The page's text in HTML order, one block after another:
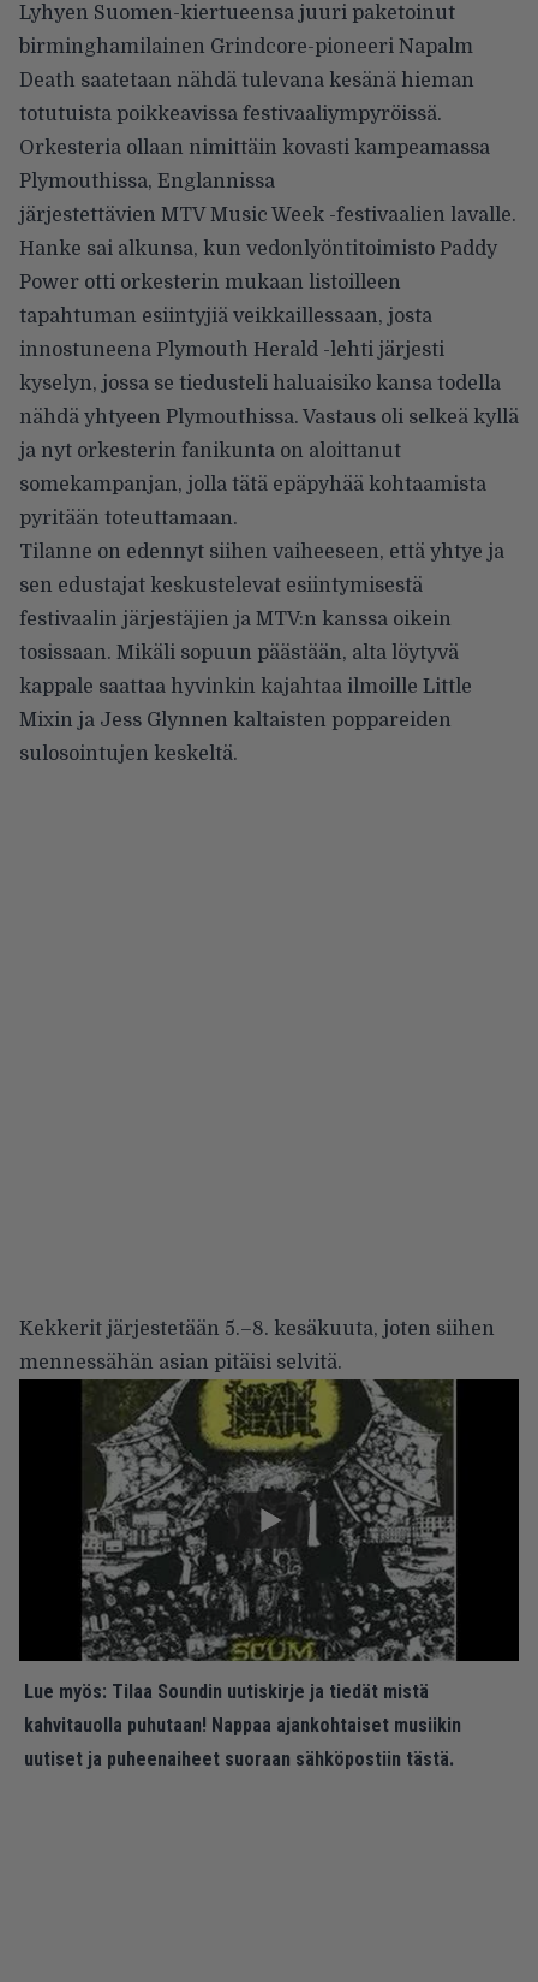
Lyhyen Suomen-kiertueensa juuri paketoinut
birminghamilainen Grindcore-pioneeri Napalm
Death saatetaan nähdä tulevana kesänä hieman
totutuista poikkeavissa festivaaliympyröissä.
Orkesteria ollaan nimittäin kovasti kampeamassa
Plymouthissa, Englannissa
järjestettävien MTVMusic Week -festivaalien lavalle.
Hanke sai alkunsa, kun vedonlyöntitoimisto Paddy
Power otti orkesterin mukaan listoilleen
tapahtuman esiintyjiä veikkaillessaan, josta
innostuneena Plymouth Herald -lehti järjesti
kyselyn, jossa se tiedusteli haluaisiko kansa todella
nähdä yhtyeen Plymouthissa. Vastaus oli selkeä kyllä
ja nyt orkesterin fanikunta on aloittanut
somekampanjan, jolla tätä epäpyhää kohtaamista
pyritään toteuttamaan.
Tilanne on edennyt siihen vaiheeseen, että yhtye ja
sen edustajat keskustelevat esiintymisestä
festivaalin järjestäjien ja MTV:n kanssa oikein
tosissaan. Mikäli sopuun päästään, alta löytyvä
kappale saattaa hyvinkin kajahtaa ilmoille Little
Mixin ja Jess Glynnen kaltaisten poppareiden
sulosointujen keskeltä.
Kekkerit järjestetään 5.–8. kesäkuuta, joten siihen
mennessähän asian pitäisi selvitä.
Lue myös: Tilaa Soundin uutiskirje ja tiedät mistä
kahvitauolla puhutaan! Nappaa ajankohtaiset musiikin
uutiset ja puheenaiheet suoraan sähköpostiin tästä.